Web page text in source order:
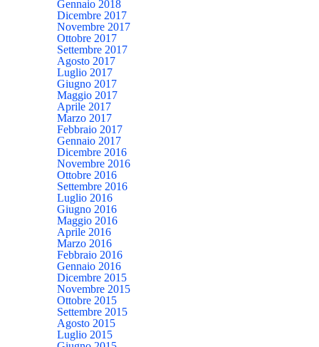
Gennaio 2018
Dicembre 2017
Novembre 2017
Ottobre 2017
Settembre 2017
Agosto 2017
Luglio 2017
Giugno 2017
Maggio 2017
Aprile 2017
Marzo 2017
Febbraio 2017
Gennaio 2017
Dicembre 2016
Novembre 2016
Ottobre 2016
Settembre 2016
Luglio 2016
Giugno 2016
Maggio 2016
Aprile 2016
Marzo 2016
Febbraio 2016
Gennaio 2016
Dicembre 2015
Novembre 2015
Ottobre 2015
Settembre 2015
Agosto 2015
Luglio 2015